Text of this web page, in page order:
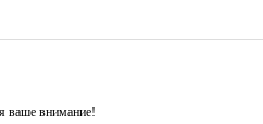
ваше внимание!